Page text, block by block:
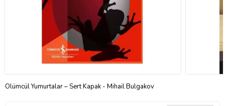
Ölümcül Yumurtalar – Sert Kapak - Mihail Bulgakov